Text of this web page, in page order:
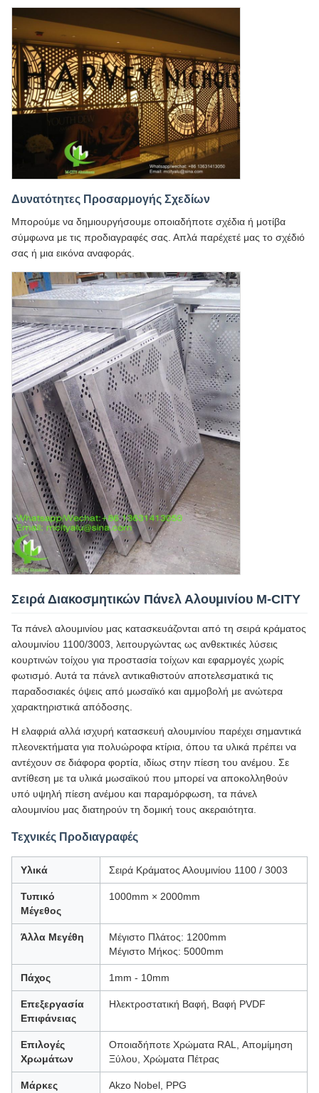
Δυνατότητες Προσαρμογής Σχεδίων
Μπορούμε να δημιουργήσουμε οποιαδήποτε σχέδια ή μοτίβα
σύμφωνα με τις προδιαγραφές σας. Απλά παρέχετέ μας το σχέδιό
σας ή μια εικόνα αναφοράς.
Σειρά Διακοσμητικών Πάνελ Αλουμινίου M-CITY
Τα πάνελ αλουμινίου μας κατασκευάζονται από τη σειρά κράματος
αλουμινίου 1100/3003, λειτουργώντας ως ανθεκτικές λύσεις
κουρτινών τοίχου για προστασία τοίχων και εφαρμογές χωρίς
φωτισμό. Αυτά τα πάνελ αντικαθιστούν αποτελεσματικά τις
παραδοσιακές όψεις από μωσαϊκό και αμμοβολή με ανώτερα
χαρακτηριστικά απόδοσης.
Η ελαφριά αλλά ισχυρή κατασκευή αλουμινίου παρέχει σημαντικά
πλεονεκτήματα για πολυώροφα κτίρια, όπου τα υλικά πρέπει να
αντέχουν σε διάφορα φορτία, ιδίως στην πίεση του ανέμου. Σε
αντίθεση με τα υλικά μωσαϊκού που μπορεί να αποκολληθούν
υπό υψηλή πίεση ανέμου και παραμόρφωση, τα πάνελ
αλουμινίου μας διατηρούν τη δομική τους ακεραιότητα.
Τεχνικές Προδιαγραφές
Υλικά Σειρά Κράματος Αλουμινίου 1100 / 3003
Τυπικό
Μέγεθος
1000mm × 2000mm
Άλλα Μεγέθη
Μέγιστο Πλάτος: 1200mm
Μέγιστο Μήκος: 5000mm
Πάχος 1mm - 10mm
Επεξεργασία
Επιφάνειας
Ηλεκτροστατική Βαφή, Βαφή PVDF
Επιλογές
Χρωμάτων
Οποιαδήποτε Χρώματα RAL, Απομίμηση
Ξύλου, Χρώματα Πέτρας
Μάρκες
Akzo Nobel, PPG